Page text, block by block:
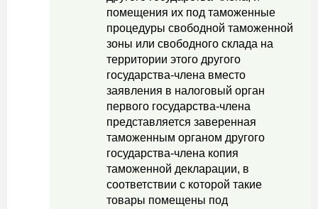
помещения их под таможенные
процедуры свободной таможенной
зоны или свободного склада на
территории этого другого
государства-члена вместо
заявления в налоговый орган
первого государства-члена
представляется заверенная
таможенным органом другого
государства-члена копия
таможенной декларации, в
соответствии с которой такие
товары помещены под